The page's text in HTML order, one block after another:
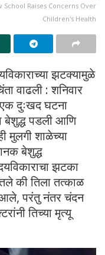
Raises Concerns Over
Children's Health
झटक्यामुळे
वाढली : शनिवार
दुःखद घटना
बेशुद्ध पडली आणि
मुलगी शाळेच्या
बेशुद्ध
झटका
की तिला तत्काळ
आले, परंतु नंतर चंदन
तिच्या मृत्यू